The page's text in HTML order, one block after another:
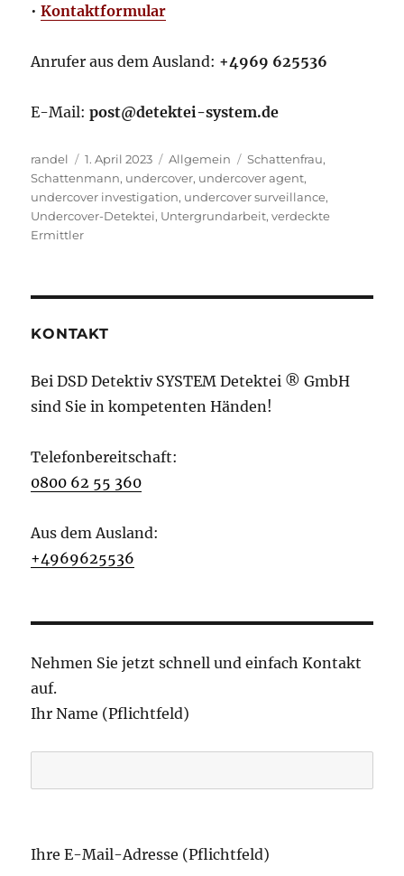
•Kontaktformular
Anrufer aus dem Ausland: +4969 625536
E-Mail:post@detektei-system.de
Autor
randel
Veröffentlicht
am
1. April 2023 Kategorien
Allgemein Schlagwörter
Schattenfrau,
Schattenmann, undercover, undercover agent,
undercover investigation, undercover surveillance,
Undercover-Detektei, Untergrundarbeit,verdeckte
Ermittler
KONTAKT
Bei DSD Detektiv SYSTEM Detektei ® GmbH
sind Sie in kompetenten Händen!
Telefonbereitschaft:
0800 62 55 360
Aus dem Ausland:
+4969625536
Nehmen Sie jetzt schnell und einfach Kontakt
auf.
Ihr Name (Pflichtfeld)
i
Ihre E-Mail-Adresse (Pflichtfeld)